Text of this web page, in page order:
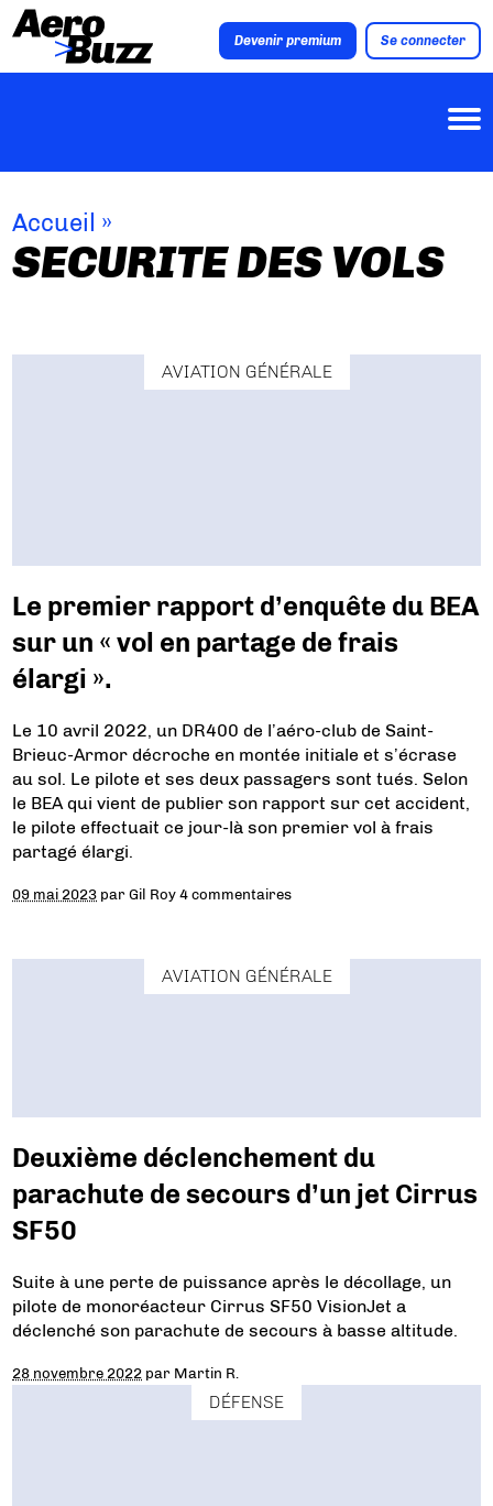
Devenir premium Se connecter
Accueil »
SECURITE DES VOLS
AVIATION GÉNÉRALE
Le premier rapport d’enquête du BEA
sur un « vol en partage de frais
élargi ».
Le 10 avril 2022, un DR400 de l’aéro-club de Saint-
Brieuc-Armor décroche en montée initiale et s’écrase
au sol. Le pilote et ses deux passagers sont tués. Selon
le BEA qui vient de publier son rapport sur cet accident,
le pilote effectuait ce jour-là son premier vol à frais
partagé élargi.
09 mai 2023 parGil Roy 4 commentaires
AVIATION GÉNÉRALE
Deuxième déclenchement du
parachute de secours d’un jet Cirrus
SF50
Suite à une perte de puissance après le décollage, un
pilote de monoréacteur Cirrus SF50 VisionJet a
déclenché son parachute de secours à basse altitude.
28 novembre 2022 par Martin R.
DÉFENSE